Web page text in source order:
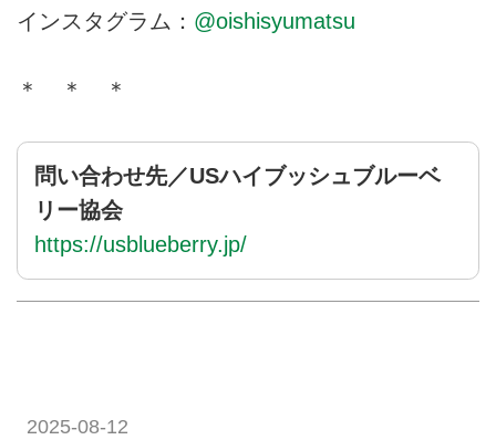
インスタグラム： @oishisyumatsu
＊ ＊ ＊
問い合わせ先／USハイブッシュブルーベ
リー協会
https://usblueberry.jp/
2025-08-12